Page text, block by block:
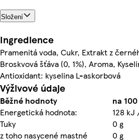
Složení
Ingredience
Pramenitá voda, Cukr, Extrakt z
Broskvová šťáva (0, 1%), Aroma,
Antioxidant: kyselina L-askorbová
Výživové údaje
Běžné hodnoty
na
Energetická hodnota:
128
Tuky
0 g
z toho nasycené mastné
0 g